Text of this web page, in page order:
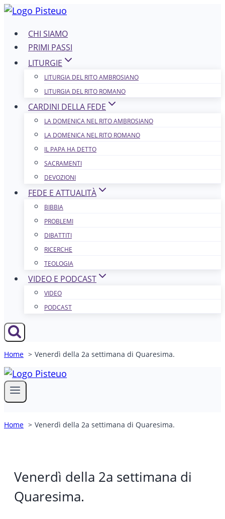
Salta
contenutoCHI SIAMO
PRIMI PASSI
LITURGIE
LITURGIA DEL RITO AMBROSIANO
LITURGIA DEL RITO ROMANO
CARDINI DELLA FEDE
LA DOMENICA NEL R​​​​​​ITO AMBROSIANO
LA DOMENICA NEL RITO ROMANO
IL PAPA HA DETTO
SACRAMENTI
DEVOZIONI
FEDE E ATTUALITÀ
BIBBIA
PROBLEMI
DIBATTITI
RICERCHE
TEOLOGIA
VIDEO E PODCAST
VIDEO
PODCAST
Home Venerdì della 2a settimana di Quaresima.
Home Venerdì della 2a settimana di Quaresima.
Venerdì della 2a settimana di
Quaresima.